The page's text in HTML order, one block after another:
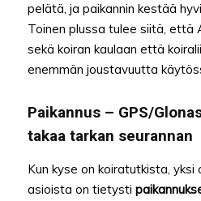
pelätä, ja paikannin kestää
Toinen plussa tulee siitä, että
sekä koiran kaulaan että
enemmän joustavuutta
Paikannus – GPS/
takaa tarkan seurannan
Kun kyse on koiratutkista, yksi
asioista on tietysti